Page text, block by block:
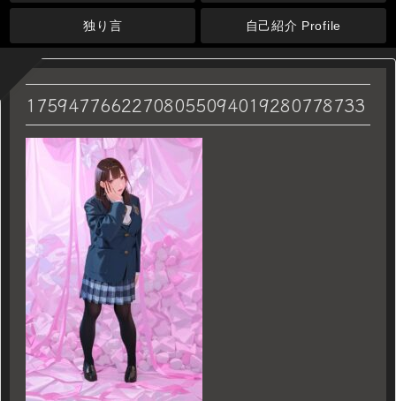
独り言 自己紹介 Profile
17594776622708055094019280778733